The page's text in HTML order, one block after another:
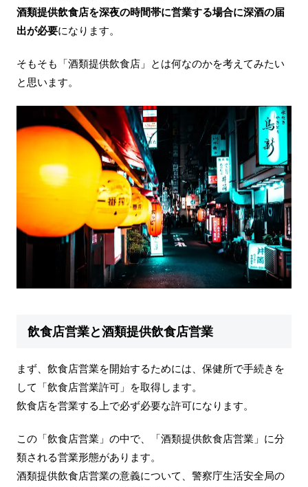
酒類提供飲食店を深夜の時間帯に営業する場合に深酒の届
出が必要になります。
そもそも「酒類提供飲食店」とは何なのかを考えてみたい
と思います。
飲食店営業と酒類提供飲食店営業
まず、飲食店営業を開始するためには、保健所で手続きを
して「飲食店営業許可」を取得します。
飲食店を営業する上で必ず必要な許可になります。
この「飲食店営業」の中で、「酒類提供飲食店営業」に分
類される営業形態があります。
酒類提供飲食店営業の意義について、警察庁生活安全局の